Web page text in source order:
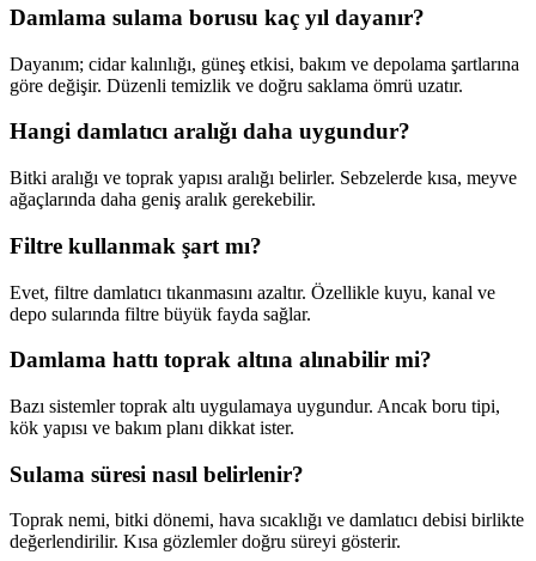
Damlama sulama borusu kaç yıl dayanır?
Dayanım; cidar kalınlığı, güneş etkisi, bakım ve depolama şartlarına
göre değişir. Düzenli temizlik ve doğru saklama ömrü uzatır.
Hangi damlatıcı aralığı daha uygundur?
Bitki aralığı ve toprak yapısı aralığı belirler. Sebzelerde kısa, meyve
ağaçlarında daha geniş aralık gerekebilir.
Filtre kullanmak şart mı?
Evet, filtre damlatıcı tıkanmasını azaltır. Özellikle kuyu, kanal ve
depo sularında filtre büyük fayda sağlar.
Damlama hattı toprak altına alınabilir mi?
Bazı sistemler toprak altı uygulamaya uygundur. Ancak boru tipi,
kök yapısı ve bakım planı dikkat ister.
Sulama süresi nasıl belirlenir?
Toprak nemi, bitki dönemi, hava sıcaklığı ve damlatıcı debisi birlikte
değerlendirilir. Kısa gözlemler doğru süreyi gösterir.